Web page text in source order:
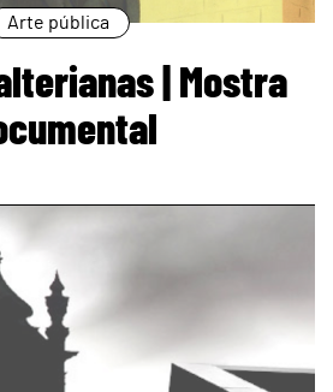
Arte pública
| Mostra